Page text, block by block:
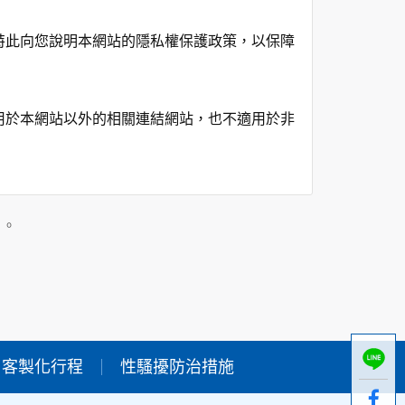
向您說明本網站的隱私權保護政策，以保障
本網站以外的相關連結網站，也不適用於非
特定目的範圍內處理及利用您的個人資料；
資料採用嚴格的保護措施，只由經過授權的
客製化行程 性騷擾防治措施